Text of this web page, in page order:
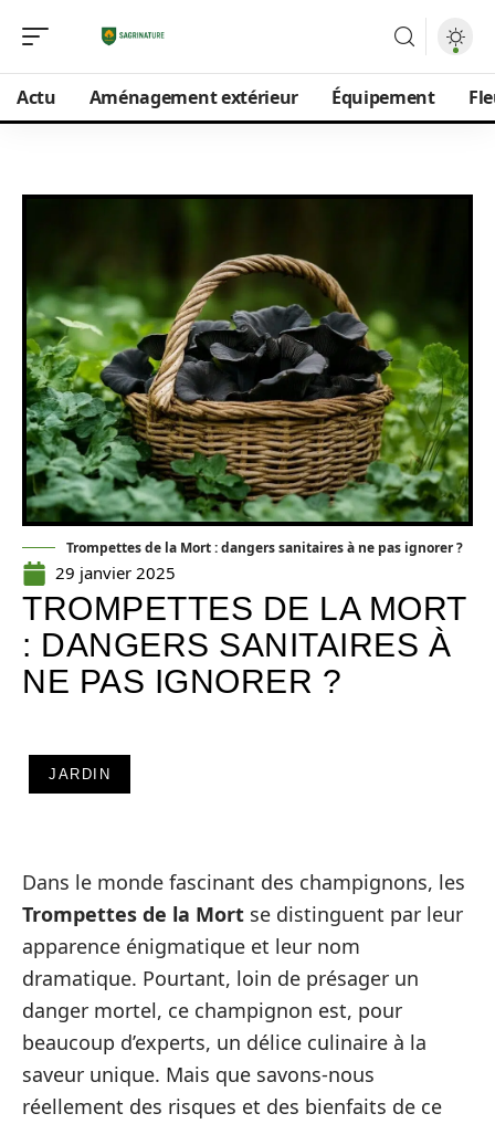
Actu Aménagement extérieur Équipement
Trompettes de la Mort : dangers sanitaires à ne pas ignorer ?
29 janvier 2025
TROMPETTES DE LA MORT
: DANGERS SANITAIRES À
NE PAS IGNORER ?
JARDIN
Dans le monde fascinant des champignons, les
Trompettes de la Mort se distinguent par leur
apparence énigmatique et leur nom
dramatique. Pourtant, loin de présager un
danger mortel, ce champignon est, pour
beaucoup d’experts, un délice culinaire à la
saveur unique. Mais que savons-nous
réellement des risques et des bienfaits de ce